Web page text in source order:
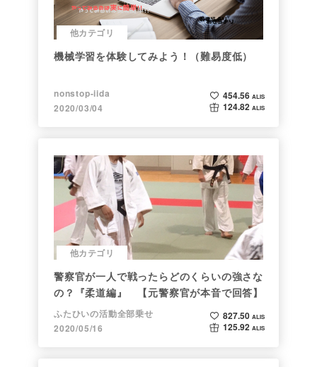
他カテゴリ
機械学習を体験してみよう！（難易度低）
nonstop-iida
2020/03/04
454.56 ALIS
124.82 ALIS
他カテゴリ
警察官が一人で戦ったらどのくらいの強さな
の？『柔道編』 【元警察官が本音で回答】
ふたひいの活動全部乗せ
2020/05/16
827.50 ALIS
125.92 ALIS